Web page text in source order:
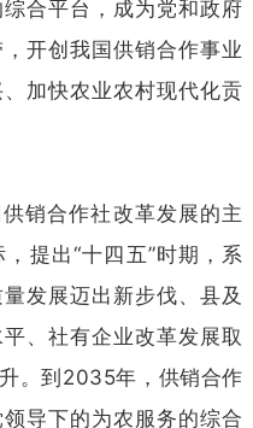
合平台，成为党和政府
开创我国供销合作事业
加快农业农村现代化贡
供销合作社改革发展的主
提出“十四五”时期，系
发展迈出新步伐、县及
、社有企业改革发展取
。到2035年，供销合作
导下的为农服务的综合